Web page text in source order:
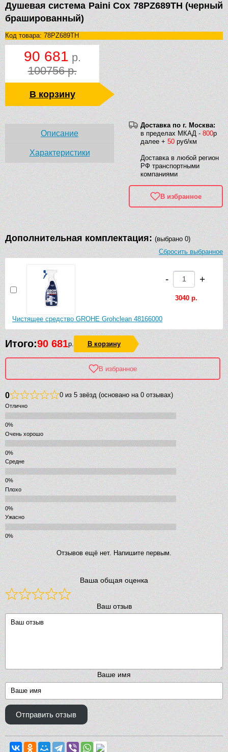
Душевая система Paini Cox 78PZ689TH (черный
брашированный)
Код товара: 78PZ689TH
90 681 р.
100756 р.
В корзину
Доставка по г. Москва:
в пределах МКАД - 800р
далее + 50 руб/км
Доставка в любой регион
РФ транспортными
компаниями
В избранное
Описание
Характеристики
Дополнительная комплектация: (выбрано 0)
Сбросить выбранное
Чистящее средство GROHE Grohclean 48166000
- +
3040 р.
Итого:90 681р. В корзину
В избранное
0 0 из 5 звёзд (основано на 0 отзывах)
Отлично
Очень хорошо
Средне
Плохо
Ужасно
Отзывов ещё нет. Напишите первым.
Ваша общая оценка
Ваш отзыв
Ваше имя
Отправить отзыв